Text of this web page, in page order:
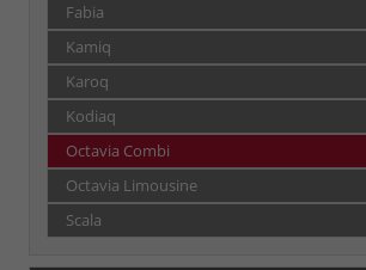
Fabia
Kamiq
Karoq
Kodiaq
Octavia Combi
Octavia Limousine
Scala